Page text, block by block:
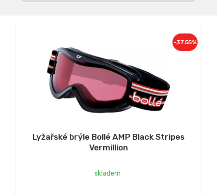
-37.55%
Lyžařské brýle Bollé AMP Black Stripes
Vermillion
skladem